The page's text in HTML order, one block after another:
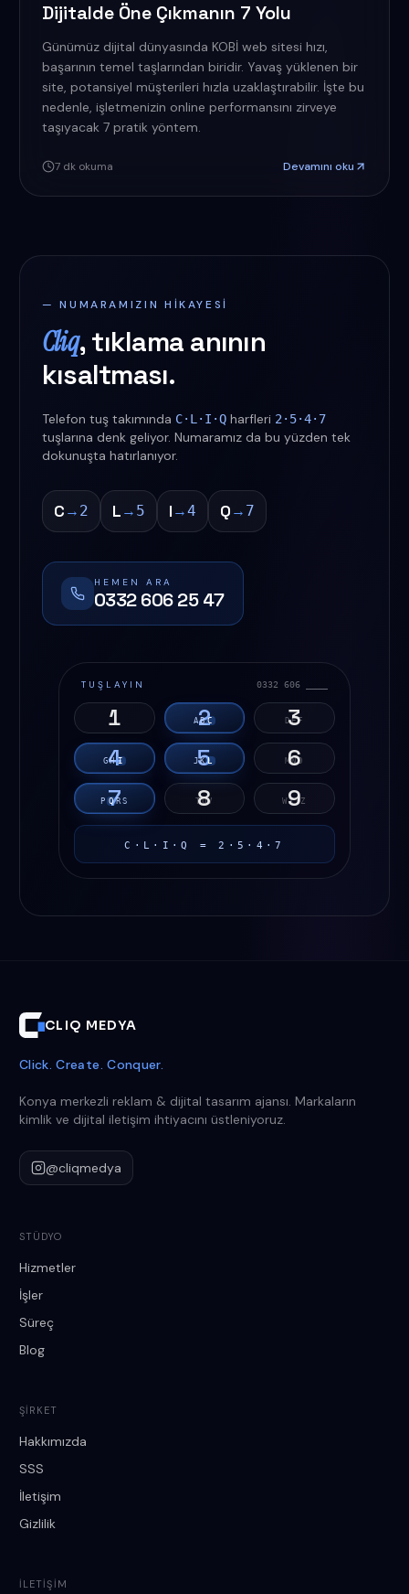
Dijitalde Öne Çıkmanın 7 Yolu
Günümüz dijital dünyasında KOBİ web sitesi hızı,
başarının temel taşlarından biridir. Yavaş yüklenen bir
site, potansiyel müşterileri hızla uzaklaştırabilir. İşte bu
nedenle, işletmenizin online performansını zirveye
taşıyacak 7 pratik yöntem.
7dk okuma Devamını oku
— NUMARAMIZIN HIKAYESI
Cliq, tıklama anının
kısaltması.
Telefon tuş takımında C·L·I·Q harfleri 2·5·4·7
tuşlarına denk geliyor. Numaramız da bu yüzden tek
dokunuşta hatırlanıyor.
C→ 2 L→ 5 I→4 Q→ 7
HEMEN ARA
0332 606 25 47
TUŞLAYIN 0332 606 ____
1 2
AB C 3
DEF
4
GH I 5
JK L 6
MNO
7
P Q RS 8
TUV 9
WXYZ
C·L·I·Q = 2·5·4·7
CLIQ MEDYA
Click. Create. Conquer.
Konya merkezli reklam & dijital tasarım ajansı. Markaların
kimlik ve dijital iletişim ihtiyacını üstleniyoruz.
@cliqmedya
STÜDYO
Hizmetler
İşler
Süreç
Blog
ŞIRKET
Hakkımızda
SSS
İletişim
Gizlilik
İLETIŞIM